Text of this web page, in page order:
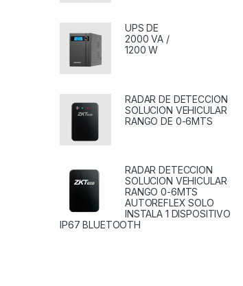
UPS DE
2000 VA /
1200 W
RADAR DE DETECCION
SOLUCION VEHICULAR
RANGO DE 0-6MTS
RADAR DETECCION
SOLUCION VEHICULAR
RANGO 0-6MTS
AUTOREFLEX SOLO
INSTALA 1 DISPOSITIVO
IP67 BLUETOOTH